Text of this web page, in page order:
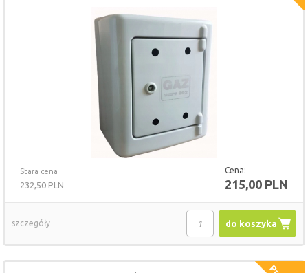
Stara cena
232,50 PLN
Cena:
215,00 PLN
do koszyka
szczegóły